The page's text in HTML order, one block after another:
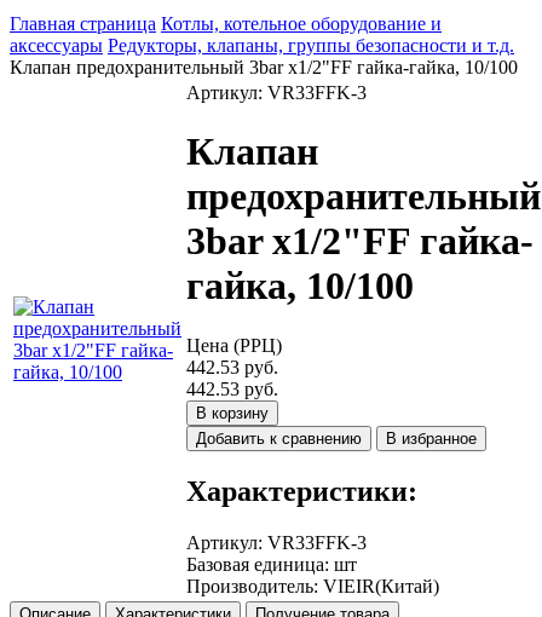
Главная страница Котлы, котельное оборудование и
аксессуары Редукторы, клапаны, группы безопасности и т.д.
Клапан предохранительный 3bar x1/2"FF гайка-гайка, 10/100
Артикул: VR33FFK-3
Клапан
предохранительный
3bar x1/2"FF гайка-
гайка, 10/100
Цена (РРЦ)
442.53 руб.
442.53 руб.
В корзину
Добавить к сравнению
В избранное
Характеристики:
Артикул: VR33FFK-3
Базовая единица: шт
Производитель: VIEIR(Китай)